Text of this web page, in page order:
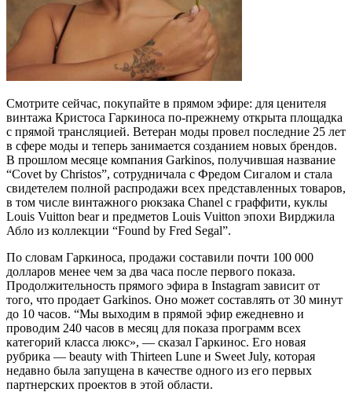
Смотрите сейчас, покупайте в прямом эфире: для ценителя
винтажа Кристоса Гаркиноса по-прежнему открыта площадка
с прямой трансляцией. Ветеран моды провел последние 25 лет
в сфере моды и теперь занимается созданием новых брендов.
В прошлом месяце компания Garkinos, получившая название
“Covet by Christos”, сотрудничала с Фредом Сигалом и стала
свидетелем полной распродажи всех представленных товаров,
в том числе винтажного рюкзака Chanel с граффити, куклы
Louis Vuitton bear и предметов Louis Vuitton эпохи Вирджила
Абло из коллекции “Found by Fred Segal”.
По словам Гаркиноса, продажи составили почти 100 000
долларов менее чем за два часа после первого показа.
Продолжительность прямого эфира в Instagram зависит от
того, что продает Garkinos. Оно может составлять от 30 минут
до 10 часов. “Мы выходим в прямой эфир ежедневно и
проводим 240 часов в месяц для показа программ всех
категорий класса люкс», — сказал Гаркинос. Его новая
рубрика — beauty with Thirteen Lune и Sweet July, которая
недавно была запущена в качестве одного из его первых
партнерских проектов в этой области.